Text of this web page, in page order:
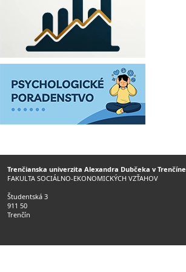
Trenčianska univerzita Alexandra Dubčeka v Trenčíne
FAKULTA SOCIÁLNO-EKONOMICKÝCH VZŤAHOV
Študentská 3
911 50
Trenčín